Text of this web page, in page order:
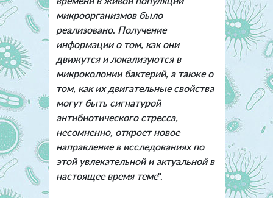
микроорганизмов было
реализовано. Получение
информации о том, как они
движутся и локализуются в
микроколонии бактерий, а также о
том, как их двигательные свойства
могут быть сигнатурой
антибиотического стресса,
несомненно, откроет новое
направление в исследованиях по
этой увлекательной и актуальной в
настоящее время теме".